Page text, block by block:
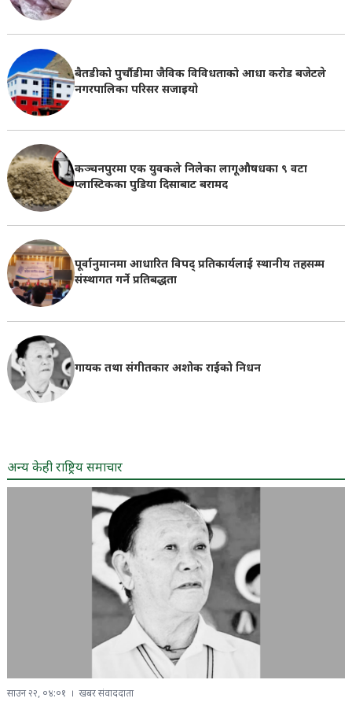
बैतडीको पुर्चौडीमा जैविक विविधताको आधा करोड बजेटले
नगरपालिका परिसर सजाइयो
कञ्चनपुरमा एक युवकले निलेका लागूऔषधका ९ वटा
प्लास्टिकका पुडिया दिसाबाट बरामद
पूर्वानुमानमा आधारित विपद् प्रतिकार्यलाई स्थानीय तहसम्म
संस्थागत गर्ने प्रतिबद्धता
गायक तथा संगीतकार अशोक राईको निधन
अन्य केही राष्ट्रिय समाचार
साउन २२, ०४:०१ खबर संवाददाता